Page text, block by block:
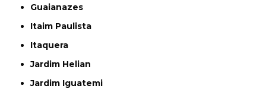
Guaianazes
Itaim Paulista
Itaquera
Jardim Helian
Jardim Iguatemi